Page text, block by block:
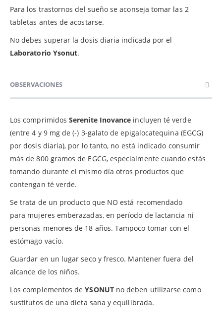
Para los trastornos del sueño se aconseja tomar las 2
tabletas antes de acostarse.
No debes superar la dosis diaria indicada por el
Laboratorio Ysonut.
OBSERVACIONES
Los comprimidosSerenite Inovance incluyen té verde
(entre 4 y 9 mg de (-) 3-galato de epigalocatequina (EGCG)
por dosis diaria), por lo tanto, no está indicado consumir
más de 800 gramos de EGCG, especialmente cuando estás
tomando durante el mismo día otros productos que
contengan té verde.
Se trata de un producto que NO está recomendado
para mujeres emberazadas, en período de lactancia ni
personas menores de 18 años. Tampoco tomar con el
estómago vacío.
Guardar en un lugar seco y fresco. Mantener fuera del
alcance de los niños.
Los complementos deYSONUTno deben utilizarse como
sustitutos de una dieta sana y equilibrada.